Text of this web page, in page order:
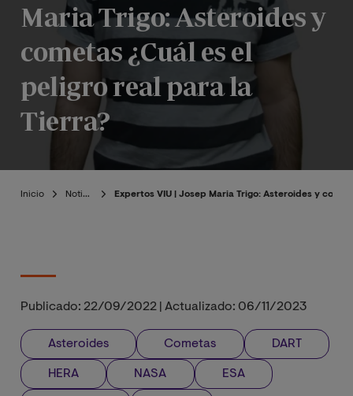
Maria Trigo: Asteroides y
cometas ¿Cuál es el
peligro real para la
Tierra?
Inicio Noticias Expertos VIU | Josep Maria Trigo: Asteroides y
Publicado: 22/09/2022 Actualizado: 06/11/2023
Asteroides Cometas DART
HERA NASA ESA